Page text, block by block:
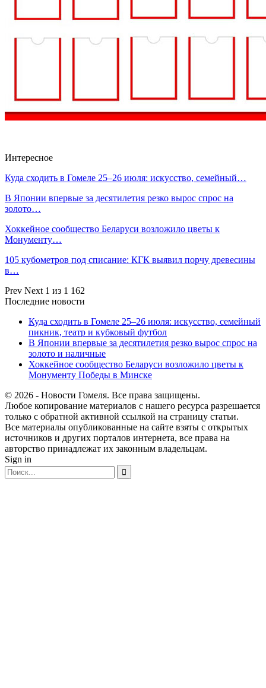
Интересное
Куда сходить в Гомеле 25–26 июля: искусство, семейный…
В Японии впервые за десятилетия резко вырос спрос на
золото…
Хоккейное сообщество Беларуси возложило цветы к
Монументу…
105 кубометров под списание: КГК выявил порчу древесины
в…
Prev Next 1 из 1 162
Последние новости
Куда сходить в Гомеле 25–26 июля: искусство, семейный
пикник, театр и кубковый футбол
В Японии впервые за десятилетия резко вырос спрос на
золото и наличные
Хоккейное сообщество Беларуси возложило цветы к
Монументу Победы в Минске
© 2026 - Новости Гомеля. Все права защищены.
Любое копирование материалов с нашего ресурса разрешается
только с обратной активной ссылкой на страницу статьи.
Все материалы опубликованные на сайте взяты с открытых
источников и других порталов интернета, все права на
авторство принадлежат их законным владельцам.
Sign in